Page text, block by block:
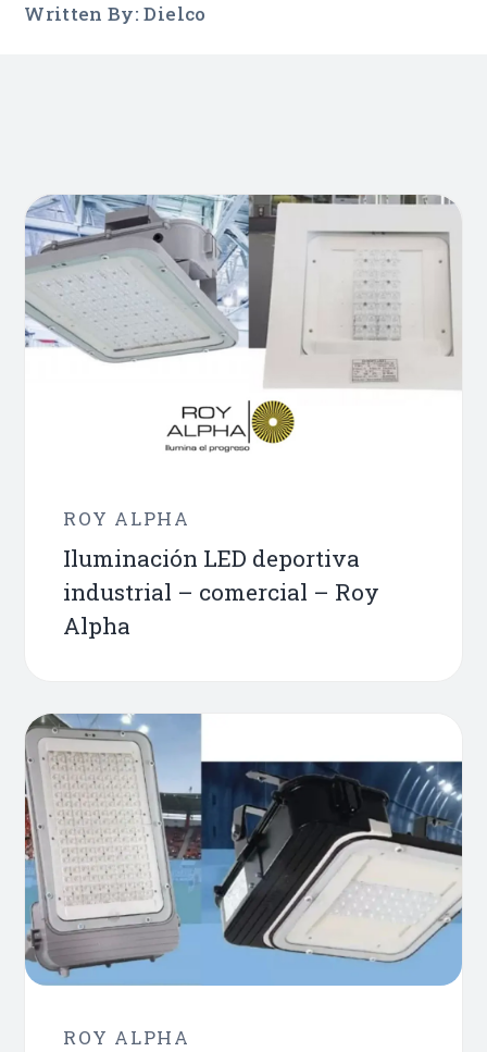
Written By: Dielco
ROY ALPHA
Iluminación LED deportiva
industrial – comercial – Roy
Alpha
ROY ALPHA